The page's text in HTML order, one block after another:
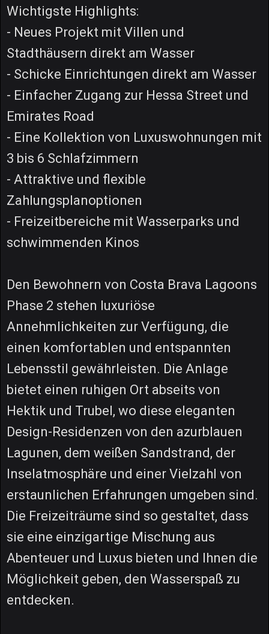
Wichtigste Highlights:
- Neues Projekt mit Villen und
Stadthäusern direkt am Wasser
- Schicke Einrichtungen direkt am Wasser
- Einfacher Zugang zur Hessa Street und
Emirates Road
- Eine Kollektion von Luxuswohnungen mit
3 bis 6 Schlafzimmern
- Attraktive und flexible
Zahlungsplanoptionen
- Freizeitbereiche mit Wasserparks und
schwimmenden Kinos
Den Bewohnern von Costa Brava Lagoons
Phase 2 stehen luxuriöse
Annehmlichkeiten zur Verfügung, die
einen komfortablen und entspannten
Lebensstil gewährleisten. Die Anlage
bietet einen ruhigen Ort abseits von
Hektik und Trubel, wo diese eleganten
Design-Residenzen von den azurblauen
Lagunen, dem weißen Sandstrand, der
Inselatmosphäre und einer Vielzahl von
erstaunlichen Erfahrungen umgeben sind.
Die Freizeiträume sind so gestaltet, dass
sie eine einzigartige Mischung aus
Abenteuer und Luxus bieten und Ihnen die
Möglichkeit geben, den Wasserspaß zu
entdecken.